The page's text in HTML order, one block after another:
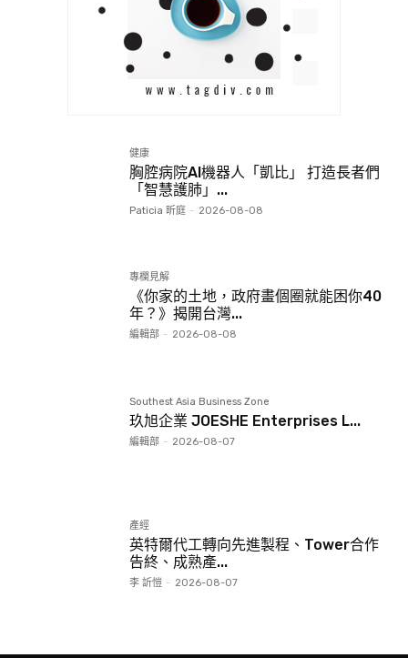
健康
胸腔病院AI機器人「凱比」 打造長者們
「智慧護肺」...
Paticia 昕庭 - 2026-08-08
專欄見解
《你家的土地，政府畫個圈就能困你40
年？》揭開台灣...
編輯部 - 2026-08-08
Southest Asia Business Zone
玖旭企業 JOESHE Enterprises L...
編輯部 - 2026-08-07
產經
英特爾代工轉向先進製程、Tower合作
告終、成熟產...
李 訢愷 - 2026-08-07